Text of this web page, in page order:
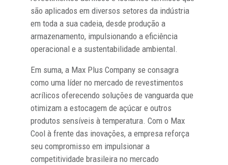
são aplicados em diversos setores da indústria
em toda a sua cadeia, desde produção a
armazenamento, impulsionando a eficiência
operacional e a sustentabilidade ambiental.
Em suma, a Max Plus Company se consagra
como uma líder no mercado de revestimentos
acrílicos oferecendo soluções de vanguarda que
otimizam a estocagem de açúcar e outros
produtos sensíveis à temperatura. Com o Max
Cool à frente das inovações, a empresa reforça
seu compromisso em impulsionar a
competitividade brasileira no mercado